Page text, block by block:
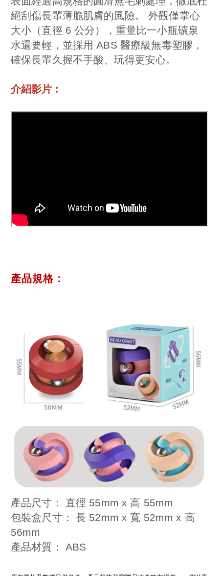
絕刮傷長輩薄脆肌膚的風險。 外觀僅掌心
大小（直徑 6 公分），重量比一小瓶礦泉
水還要輕，並採用 ABS 醫療級無毒塑膠，
確保長輩久握不手酸、玩得更安心。
介紹影片︰
產品規格 ：
產品尺寸： 直徑 55mm x 高 55mm
包裝盒尺寸： 長 52mm x 寬 52mm x 高
56mm
產品材質： ABS